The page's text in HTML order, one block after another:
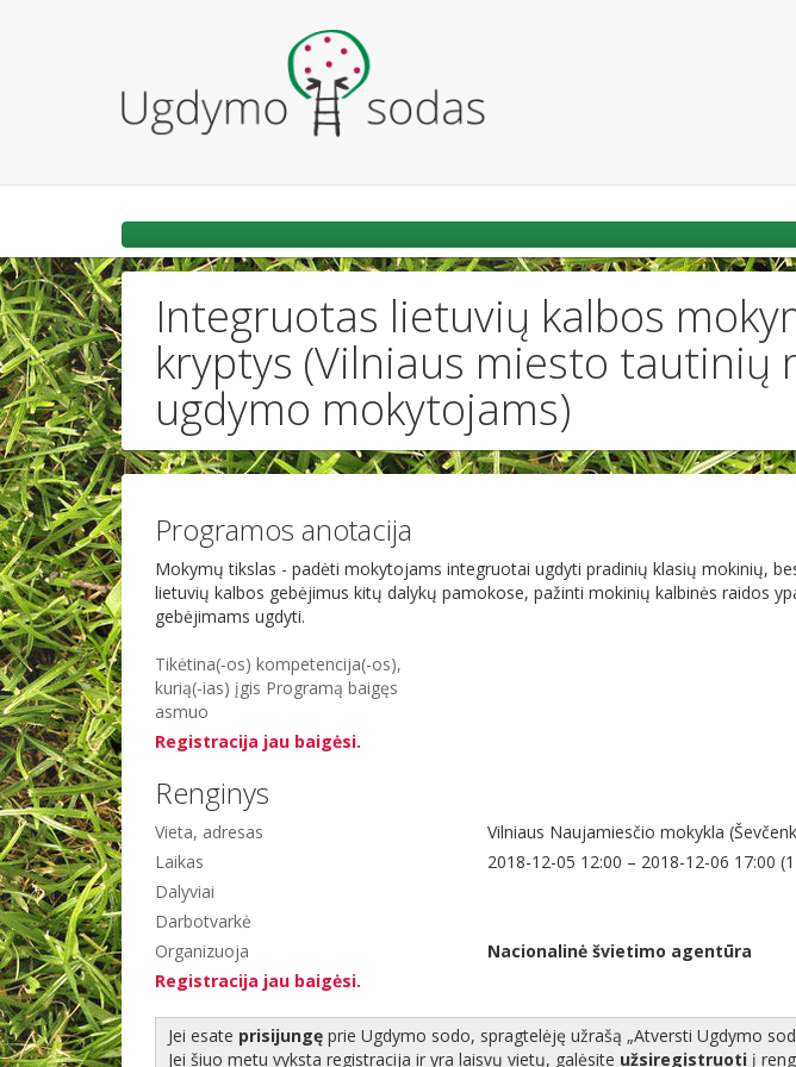
Integruotas lietuvių kalbos
kryptys (Vilniaus miesto tautinių
ugdymo mokytojams)
Programos anotacija
Mokymų tikslas - padėti mokytojams integruotai ugdyti pradinių klasių mokinių,
lietuvių kalbos gebėjimus kitų dalykų pamokose, pažinti mokinių kalbinės raidos
gebėjimams ugdyti.
Tikėtina(-os) kompetencija(-os),
kurią(-ias) įgis Programą baigęs
asmuo
Registracija jau baigėsi.
Renginys
Vieta, adresas
Vilniaus Naujamiesčio mokykla
Laikas
2018-12-05 12:00 – 2018-12-06 17:00
Dalyviai
Darbotvarkė
Organizuoja
Nacionalinė švietimo agentūra
Registracija jau baigėsi.
Jei esate prisijungę prie Ugdymo sodo, spragtelėję užrašą „Atversti Ugdymo
Jei šiuo metu vyksta registracija ir yra laisvų vietų, galėsite užsiregistruoti į